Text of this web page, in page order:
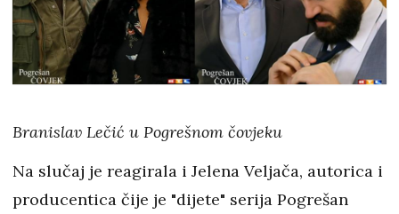
Branislav Lečić u Pogrešnom čovjeku
Na slučaj je reagirala i Jelena Veljača, autorica i
producentica čije je "dijete" serija Pogrešan